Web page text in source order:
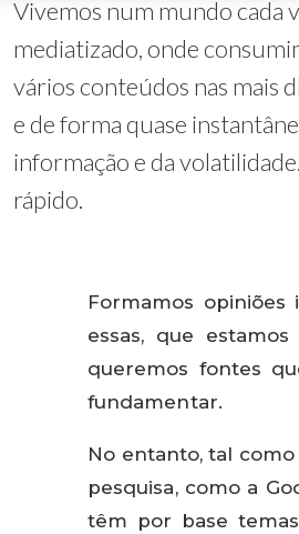
Vivemos num mundo cada
mediatizado, onde
vários conteúdos nas mais
e de forma quase
informação e da
rápido.
Formamos opiniões
essas, que
queremos fontes
fundamentar.
No entanto, tal
pesquisa, como a
têm por base